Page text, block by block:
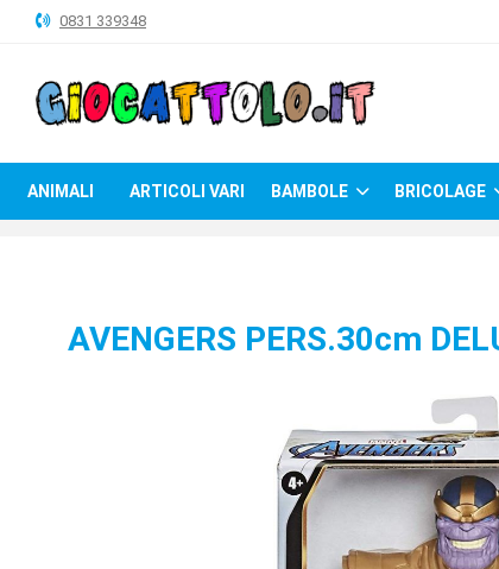
ANIMALI
BAMBOLE
0831 339348
ANIMALI ARTICOLI VARI BAMBOLE BRICOLAGE
AVENGERS PERS.30cm